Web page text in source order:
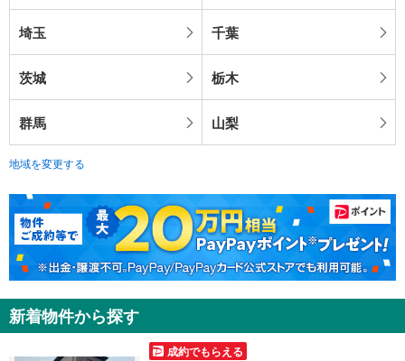
埼玉 千葉
茨城 栃木
群馬 山梨
地域を変更する
新着物件から探す
成約でもらえる